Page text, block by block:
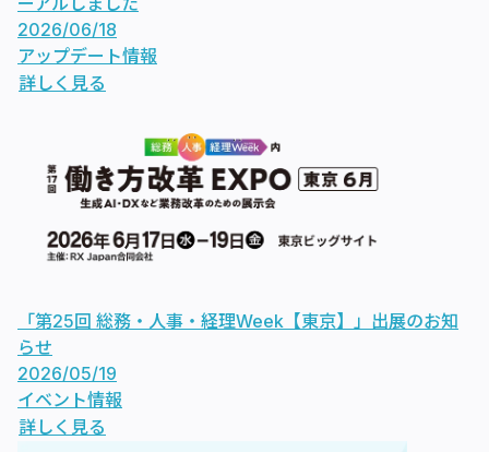
2026/06/18
アップデート情報
詳しく見る
「第25回 総務・人事・経理Week【東京】」出展のお知
らせ
2026/05/19
イベント情報
詳しく見る